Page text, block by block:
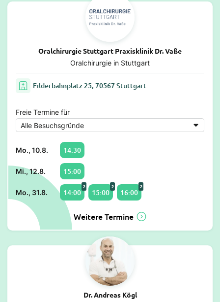
Oralchirurgie Stuttgart Praxisklinik Dr. Vaße
Oralchirurgie in Stuttgart
Filderbahnplatz 25, 70567 Stuttgart
Freie Termine für
Mo., 10.8. 14:30
Mi., 12.8. 15:00
Mo., 31.8. 14:00
2
15:00
2
16:00
2
Weitere Termine
Dr. Andreas Kögl